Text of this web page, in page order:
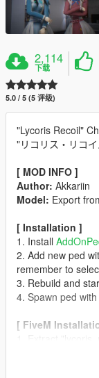
2,114
下载
5.0 / 5 (5 评级)
"Lycoris Recoil"
"リコリス・リコ
[ MOD INFO ]
Author: Akkariin
Model: Export
[ Installation ]
1. Install
2. Add new ped
remember to
3. Rebuild and
4. Spawn ped
[ FiveM
2. Add "ensure